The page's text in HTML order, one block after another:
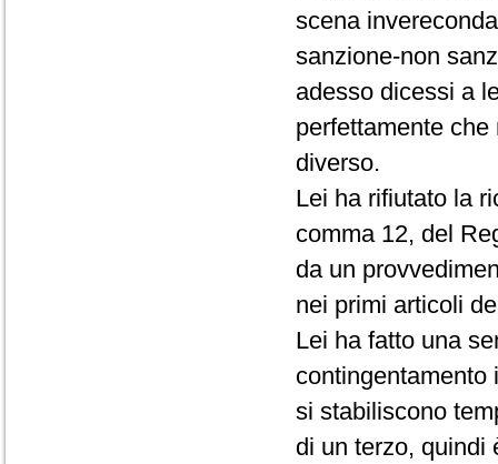
scena
sanzione-non
adesso dicessi a
perfettamente
diverso.
Lei ha rifiutato la
comma 12, del
da un
nei primi articoli
Lei ha fatto una
contingentamento
si stabiliscono
di un terzo, quindi